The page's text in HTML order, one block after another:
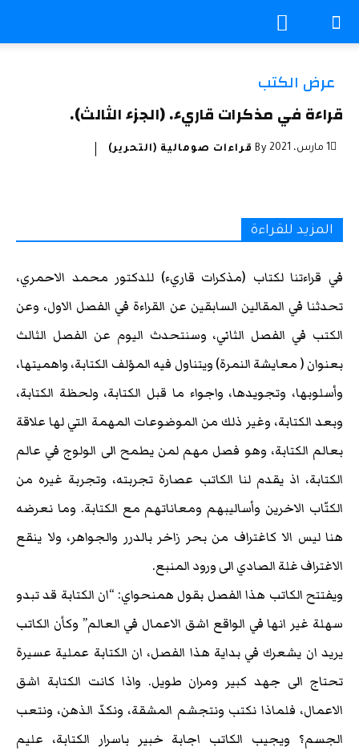
عرض الكتب
قراءة في مذكرات قاريء. (الجزء الثالث).
1 مارس، 2021 By قراءات صومالية (التحرير)
المزيد للقراءة
في قراءتنا لكتاب (مذكرات قاريء) للدكتور محمد الاحمري،
تحدثنا في المقالين السابقين عن القراءة في الفصل الاول، وعن
الكتب في الفصل الثاني، وسنتحدث اليوم عن الفصل الثالث
بعنوان ( معايشة النمرة) ويتناول فيه المؤلف الكتابة، واهميتها،
وأسلوبها، وتجويدها، واجواء ما قبل الكتابة، ولحظة الكتابة،
وبعد الكتابة، وغير ذلك من الموضوعات المهمة التي لها علاقة
بعالم الكتابة، وهو فصل مهم لمن يطمح الى الولوج في عالم
الكتابة، اذ يقدم لنا الكاتب عصارة تجربته، وتجربة غيره من
الكتّاب الاخرين وأساليبهم ومعاناتهم مع الكتابة. وما نعرضه
هنا ليس الا كاغتراف من بحر زاخر بالدرر والجواهر، ولا ينقع
الاغتراف غلة الصادي الى ورود المنبع.
ويفتتح الكاتب هذا الفصل بقول همنحواي: “ان الكتابة قد تبدو
سهلة غير انها في الواقع اشق الاعمال في العالم” وكأن الكاتب
يريد ان يشعرك في بداية هذا الفصل، ان الكتابة عملية عسيرة
تحتاج الى جهد كبير ومران طويل. واذا كانت الكتابة اشق
الاعمال، فلماذا نكتب ونتجشم المشقة، ونكدّ الذهن، ونتعب
الجسم؟ ويجيب الكاتب اجابة خبير باسرار الكتابة، عليم